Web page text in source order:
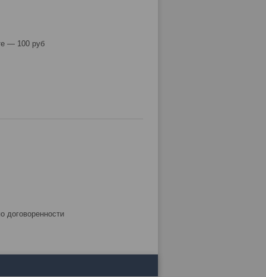
— 100 руб
договоренности